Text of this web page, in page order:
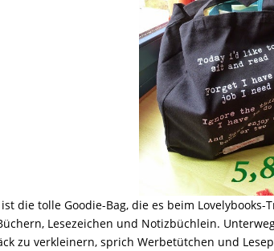
ist die tolle Goodie-Bag, die es beim
Lesezeichen und Notizbüchlein.
zu verkleinern, sprich Werbetütchen und